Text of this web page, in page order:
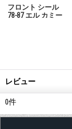
フロント シール
78-87 エル カミー
レビュー
0件